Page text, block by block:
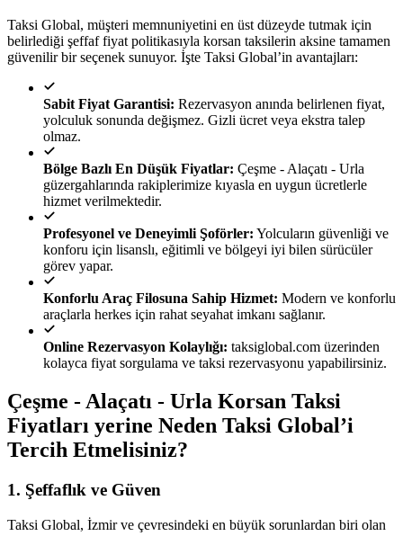
Taksi Global, müşteri memnuniyetini en üst düzeyde tutmak için
belirlediği şeffaf fiyat politikasıyla korsan taksilerin aksine tamamen
güvenilir bir seçenek sunuyor. İşte Taksi Global’in avantajları:
Sabit Fiyat Garantisi: Rezervasyon anında belirlenen fiyat,
yolculuk sonunda değişmez. Gizli ücret veya ekstra talep
olmaz.
Bölge Bazlı En Düşük Fiyatlar: Çeşme - Alaçatı - Urla
güzergahlarında rakiplerimize kıyasla en uygun ücretlerle
hizmet verilmektedir.
Profesyonel ve Deneyimli Şoförler: Yolcuların güvenliği ve
konforu için lisanslı, eğitimli ve bölgeyi iyi bilen sürücüler
görev yapar.
Konforlu Araç Filosuna Sahip Hizmet: Modern ve konforlu
araçlarla herkes için rahat seyahat imkanı sağlanır.
Online Rezervasyon Kolaylığı: taksiglobal.com üzerinden
kolayca fiyat sorgulama ve taksi rezervasyonu yapabilirsiniz.
Çeşme - Alaçatı - Urla Korsan Taksi
Fiyatları yerine Neden Taksi Global’i
Tercih Etmelisiniz?
1. Şeffaflık ve Güven
Taksi Global, İzmir ve çevresindeki en büyük sorunlardan biri olan